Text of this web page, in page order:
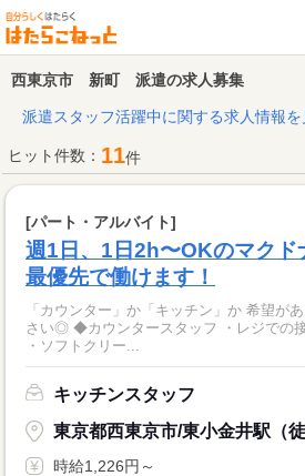
西東京市 新町 派遣の求人募集
派遣スタッフ活躍中に関する求人情報を
ヒット件数： 11件
[パート・アルバイト]
週1日、1日2h〜OKのマクド
最優先で働けます！
「カウンター」か「キッチン」か 希望が
さい◎ ◆カウンタースタッフ ・レジでの接客、注文 ・ドリンク作り
・ソフトクリー...
キッチンスタッフ
東京都西東京市/東小金井駅（徒
時給1,226円～